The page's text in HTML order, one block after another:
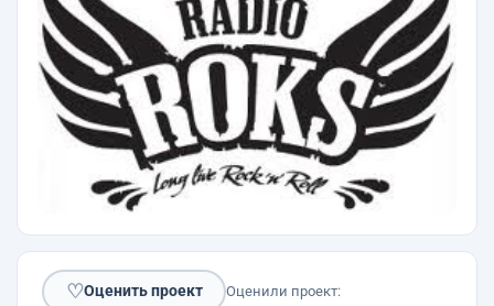
♡Оценить проект Оценили проект: